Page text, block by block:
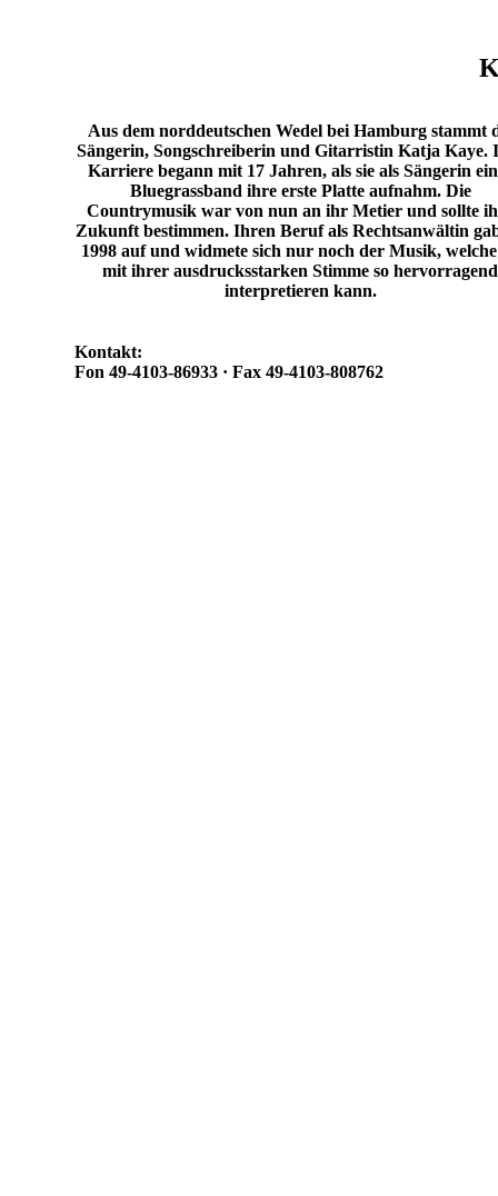
Aus dem norddeutschen Wedel bei Hamburg stammt
Sängerin, Songschreiberin und Gitarristin Katja Kaye.
Karriere begann mit 17 Jahren, als sie als Sängerin
Bluegrassband ihre erste Platte aufnahm. Die
Countrymusik war von nun an ihr Metier und sollte
Zukunft bestimmen. Ihren Beruf als Rechtsanwältin
1998 auf und widmete sich nur noch der Musik, welche
mit ihrer ausdrucksstarken Stimme so hervorragend
interpretieren kann.
Kontakt:
Fon 49-4103-86933 · Fax 49-4103-808762